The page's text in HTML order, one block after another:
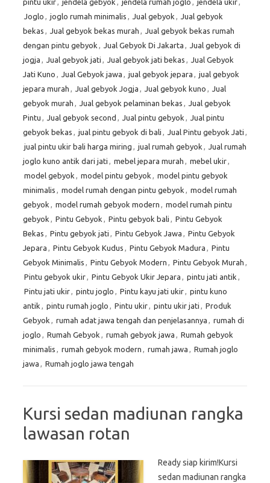
pintu ukir, jendela gebyok , jendela rumah joglo , jendela ukir,
Joglo , joglo rumah minimalis , Jual gebyok , Jual gebyok
bekas , Jual gebyok bekas murah , Jual gebyok bekas rumah
dengan pintu gebyok , Jual Gebyok Di Jakarta , Jual gebyok di
jogja , Jual gebyok jati , Jual gebyok jati bekas , Jual Gebyok
Jati Kuno , Jual Gebyok jawa , jual gebyok jepara , jual gebyok
jepara murah , Jual gebyok Jogja , Jual gebyok kuno , Jual
gebyok murah , Jual gebyok pelaminan bekas , Jual gebyok
Pintu , Jual gebyok second , Jual pintu gebyok , Jual pintu
gebyok bekas , jual pintu gebyok di bali , Jual Pintu gebyok Jati ,
jual pintu ukir bali harga miring , jual rumah gebyok , Jual rumah
joglo kuno antik dari jati , mebel jepara murah , mebel ukir,
model gebyok , model pintu gebyok , model pintu gebyok
minimalis , model rumah dengan pintu gebyok , model rumah
gebyok , model rumah gebyok modern , model rumah pintu
gebyok , Pintu Gebyok , Pintu gebyok bali , Pintu Gebyok
Bekas , Pintu gebyok jati , Pintu Gebyok Jawa , Pintu Gebyok
Jepara , Pintu Gebyok Kudus , Pintu Gebyok Madura , Pintu
Gebyok Minimalis , Pintu Gebyok Modern , Pintu Gebyok Murah ,
Pintu gebyok ukir, Pintu Gebyok Ukir Jepara , pintu jati antik ,
Pintu jati ukir, pintu joglo , Pintu kayu jati ukir, pintu kuno
antik , pintu rumah joglo , Pintu ukir, pintu ukir jati , Produk
Gebyok , rumah adat jawa tengah dan penjelasannya , rumah di
joglo , Rumah Gebyok , rumah gebyok jawa , Rumah gebyok
minimalis , rumah gebyok modern , rumah jawa , Rumah joglo
jawa , Rumah joglo jawa tengah
Kursi sedan madiunan rangka
lawasan rotan
Ready siap kirim!Kursi
sedan madiunan rangka